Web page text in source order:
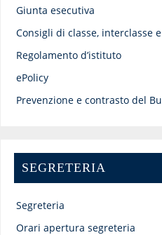
Giunta esecutiva
Consigli di classe, interclasse
Regolamento d’istituto
ePolicy
Prevenzione e contrasto del
SEGRETERIA
Segreteria
Orari apertura segreteria